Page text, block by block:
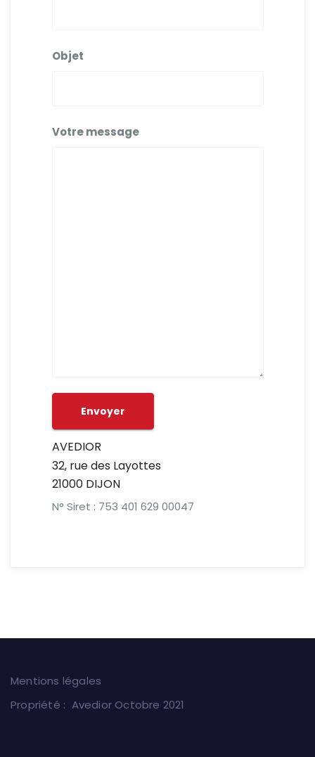
Objet
Votre message
AVEDIOR
32, rue des Layottes
21000 DIJON
N° Siret : 753 401 629 00047
Mentions légales
Propriété : Avedior Octobre 2021